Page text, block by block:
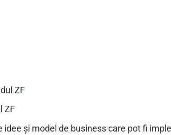
ZF
ZF
și model de business care pot fi